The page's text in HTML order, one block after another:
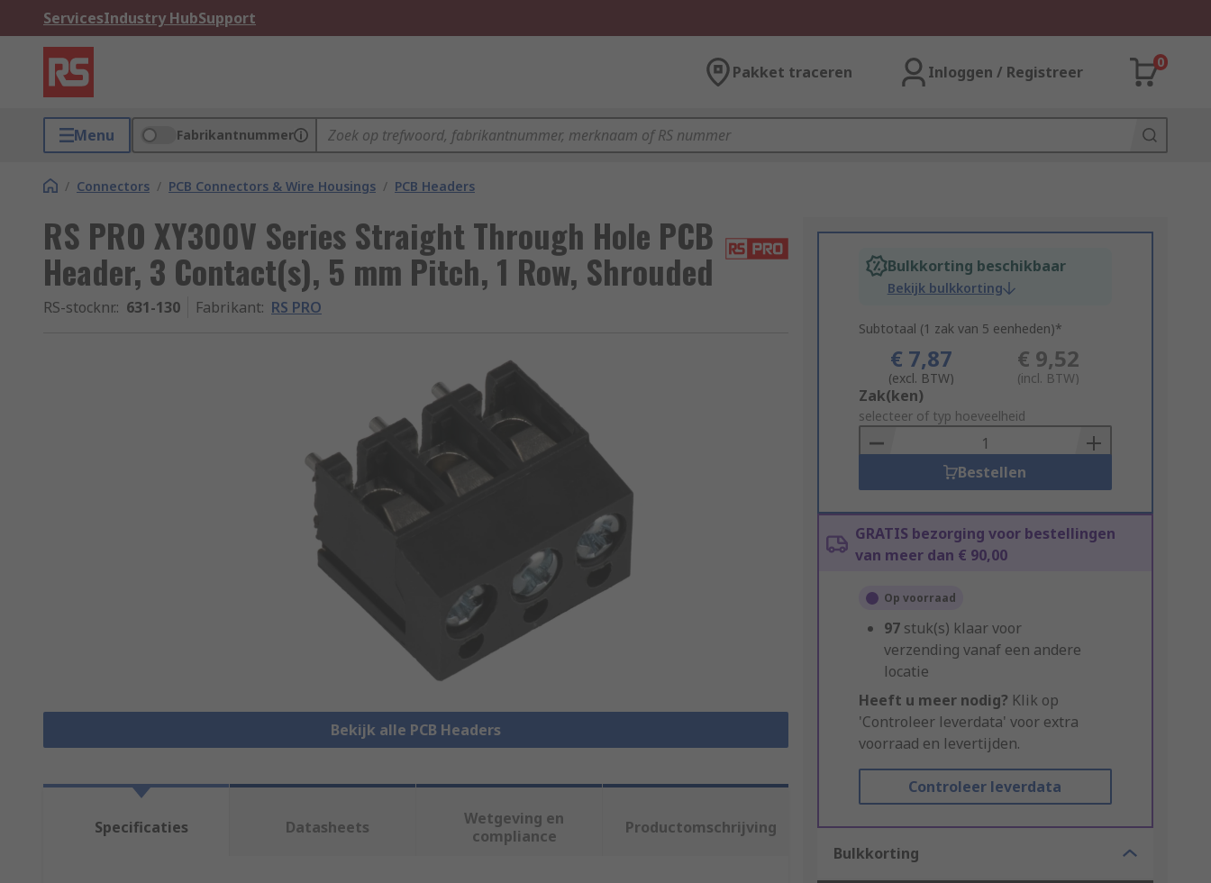
ServicesIndustry HubSupport
Pakket traceren Inloggen / Registreer
0
Menu Fabrikantnummer
/ Connectors / PCB Connectors & Wire Housings / PCB Headers
RS PRO XY300V Series Straight Through Hole PCB
Header, 3 Contact(s), 5 mm Pitch, 1 Row, Shrouded
RS-stocknr.: 631-130 Fabrikant: RS PRO
Bekijk alle PCB Headers
Bulkkorting beschikbaar
Bekijk bulkkorting
Subtotaal (1 zak van 5 eenheden)*
€ 7,87
(excl. BTW)
€ 9,52
(incl. BTW)
Add
to
Basket
Zak(ken)
selecteer of typ hoeveelheid
Bestellen
GRATIS bezorging voor bestellingen
van meer dan € 90,00
Op voorraad
97 stuk(s) klaar voor
verzending vanaf een andere
locatie
Heeft u meer nodig? Klik op
'Controleer leverdata' voor extra
voorraad en levertijden.
Controleer leverdata
Bulkkorting
Specificaties Datasheets
Wetgeving en
compliance
Productomschrijving